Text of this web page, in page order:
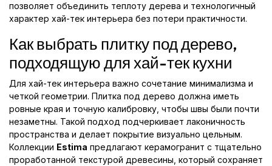
позволяет объединить теплоту дерева и технологичный
характер хай-тек интерьера без потери практичности.
Как выбрать плитку под дерево,
подходящую для хай-тек кухни
Для хай-тек интерьера важно сочетание минимализма и
четкой геометрии. Плитка под дерево должна иметь
ровные края и точную калибровку, чтобы швы были почти
незаметны. Такой подход подчеркивает лаконичность
пространства и делает покрытие визуально цельным.
Коллекции Estima предлагают керамогранит с тщательно
проработанной текстурой древесины, который сохраняет